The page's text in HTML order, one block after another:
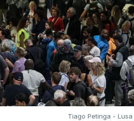
Tiago Petinga - Lusa